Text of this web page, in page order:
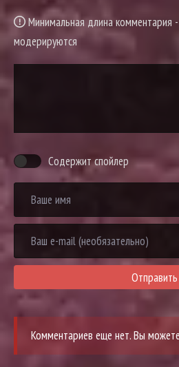
Минимальная длина комментария
модерируются
Содержит спойлер
Отправить
Комментариев еще нет. Вы